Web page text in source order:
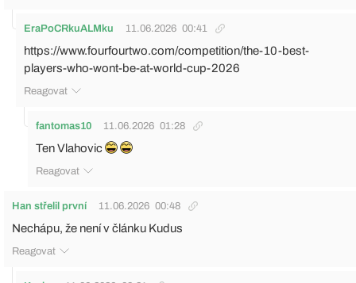
EraPoCRkuALMku 11.06.2026 00:41
https://www.fourfourtwo.com/competition/the-10-best-
players-who-wont-be-at-world-cup-2026
Reagovat
fantomas10 11.06.2026 01:28
Ten Vlahovic
Reagovat
Han střelil první 11.06.2026 00:48
Nechápu, že není v článku Kudus
Reagovat